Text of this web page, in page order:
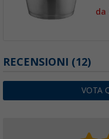
da
RECENSIONI (12)
VOTA